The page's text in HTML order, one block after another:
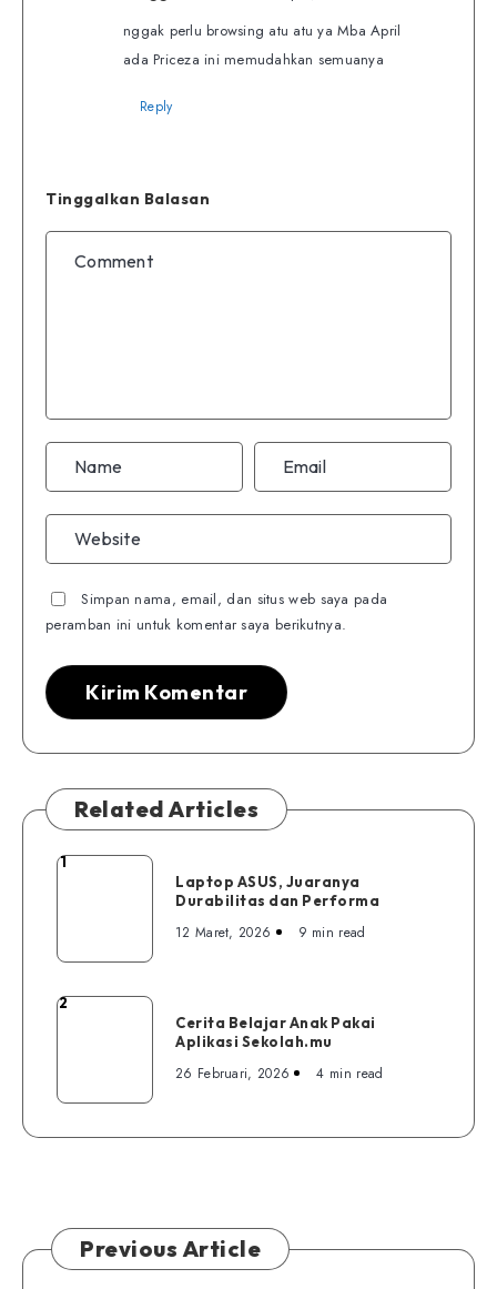
nggak perlu browsing atu atu ya Mba April
ada Priceza ini memudahkan semuanya
Reply
Tinggalkan Balasan
Simpan nama, email, dan situs web saya pada
peramban ini untuk komentar saya berikutnya.
Related Articles
Laptop
dan
Performa
1
Laptop ASUS, Juaranya
Durabilitas dan Performa
12 Maret, 2026 9 min read
Cerita
Aplikasi
Sekolah.mu
2
Cerita Belajar Anak Pakai
Aplikasi Sekolah.mu
26 Februari, 2026 4 min read
Previous Article